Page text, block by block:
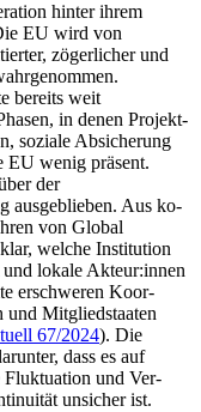
hinter ihrem
EU wird von
zögerlicher und
bereits weit
in denen Projekt­
soziale Absicherung
EU wenig präsent.
der
ausgeblieben. Aus ko­
von Global
welche Insti­tu­tion
lokale Akteur:innen
erschweren Koor­
Mitgliedstaaten
67/2024). Die
dass es auf
Fluktuation und Ver­
unsicher ist.